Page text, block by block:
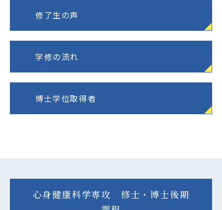
修了生の声
学修の流れ
博士学位取得者
心身健康科学専攻 修士・博士後期